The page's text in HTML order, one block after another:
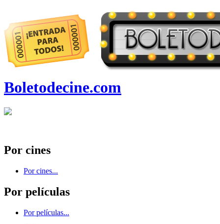
Boletodecine.com
Por cines
Por cines...
Por películas
Por películas...